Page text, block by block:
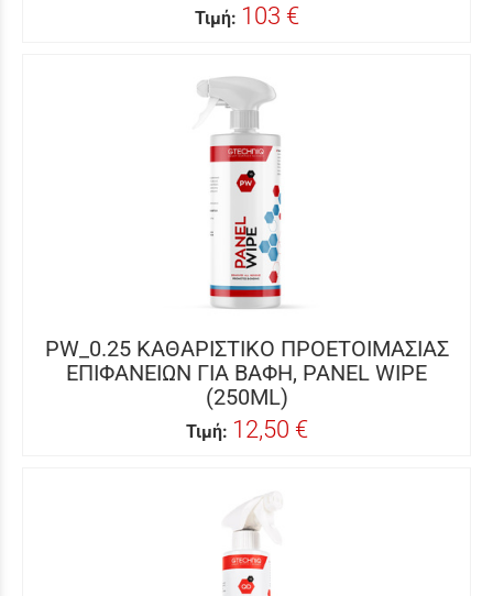
Τιμή: 103 €
PW_0.25 ΚΑΘΑΡΙΣΤΙΚΟ ΠΡΟΕΤΟΙΜΑΣΙΑΣ
ΕΠΙΦΑΝΕΙΩΝ ΓΙΑ ΒΑΦΗ, PANEL WIPE
(250ML)
Τιμή: 12,50 €